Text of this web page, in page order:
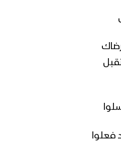
بمناسبة شهر رمضان المبارك
المبارك والعام الثامن
وموتي | عيسى الليث –
فعلوا